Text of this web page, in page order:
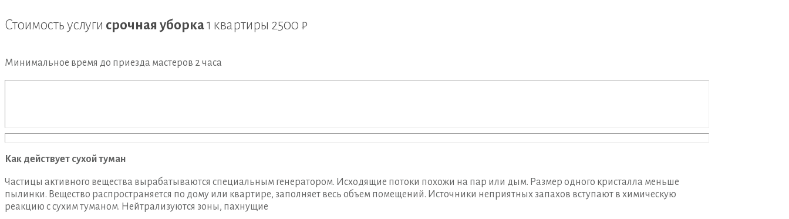
Стоимость услуги срочная уборка1 квартиры 2500 ₽
Минимальное время до приезда мастеров 2 часа
Как действует сухой туман
Частицы активного вещества вырабатываются специальным генератором. Исходящие потоки похожи на пар или дым. Размер одного кристалла меньше
пылинки. Вещество распространяется по дому или квартире, заполняет весь объем помещений. Источники неприятных запахов вступают в химическую
реакцию с сухим туманом. Нейтрализуются зоны, пахнущие